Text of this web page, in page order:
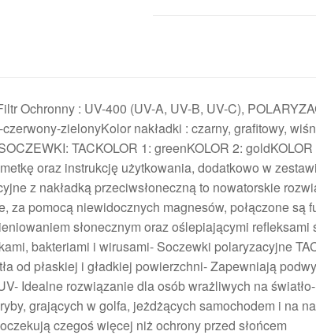
Ochronny : UV-400 (UV-A, UV-B, UV-C),
zielonyKolor nakładki : czarny, grafitowy,
TACKOLOR 1: greenKOLOR 2:
oraz instrukcję użytkowania, dodatkowo w
z nakładką przeciwsłoneczną to nowatorskie
za pomocą niewidocznych magnesów, połączone są
słonecznym oraz oślepiającymi
bakteriami i wirusami- Soczewki polaryzacyjne
od płaskiej i gładkiej powierzchni- Zapewniają
Idealne rozwiązanie dla osób wrażliwych na
grających w golfa, jeżdżących samochodem i na
czegoś więcej niż ochrony przed słońcem